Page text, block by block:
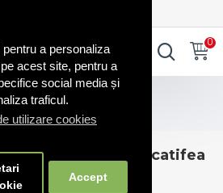
a personaliza
acest site, pentru a
social media și
traficul.
utilizare cookies
Accept
0
din catifea ABS 148
bucătărie din catifea